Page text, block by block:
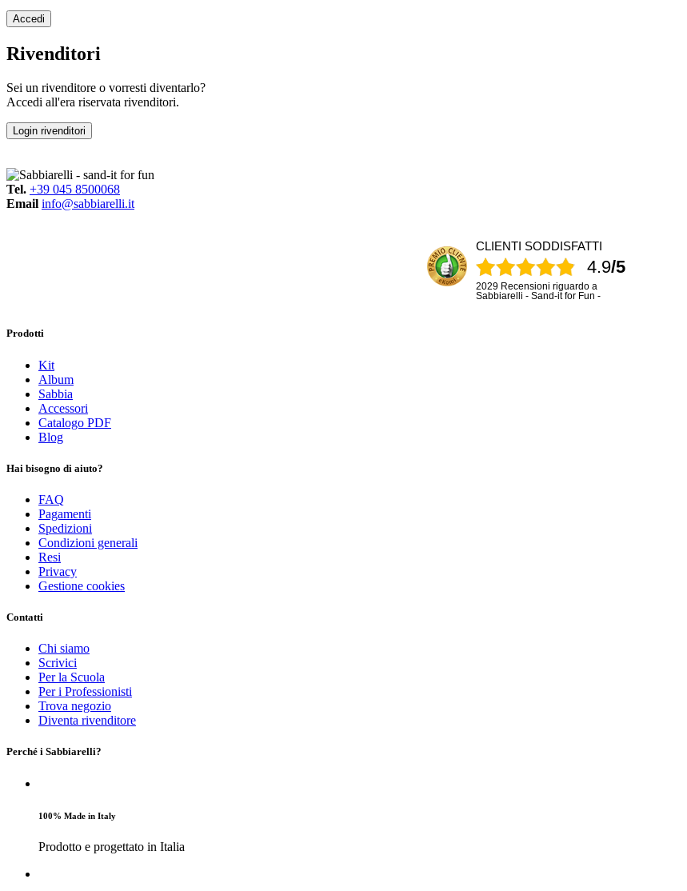
Accedi
Rivenditori
Sei un rivenditore o vorresti diventarlo?
Accedi all'era riservata rivenditori.
Login rivenditori
Tel. +39 045 8500068
Email info@sabbiarelli.it
CLIENTI SODDISFATTI
4.9/5
2029 Recensioni riguardo a
Sabbiarelli - Sand-it for Fun -
Prodotti
Kit
Album
Sabbia
Accessori
Catalogo PDF
Blog
Hai bisogno di aiuto?
FAQ
Pagamenti
Spedizioni
Condizioni generali
Resi
Privacy
Gestione cookies
Contatti
Chi siamo
Scrivici
Per la Scuola
Per i Professionisti
Trova negozio
Diventa rivenditore
Perché i Sabbiarelli?
100% Made in Italy
Prodotto e progettato in Italia